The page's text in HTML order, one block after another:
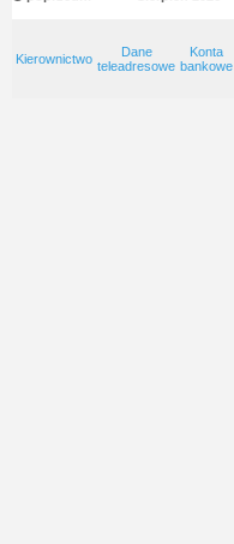
Kierownictwo
Dane
teleadresowe
Konta
bankowe